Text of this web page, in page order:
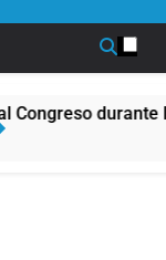
durante la